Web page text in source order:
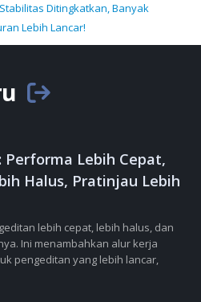
Ditingkatkan, Banyak
Lebih Lancar!
Performa Lebih Cepat,
Halus, Pratinjau Lebih
lebih cepat, lebih halus, dan
Ini menambahkan alur kerja
pengeditan yang lebih lancar,